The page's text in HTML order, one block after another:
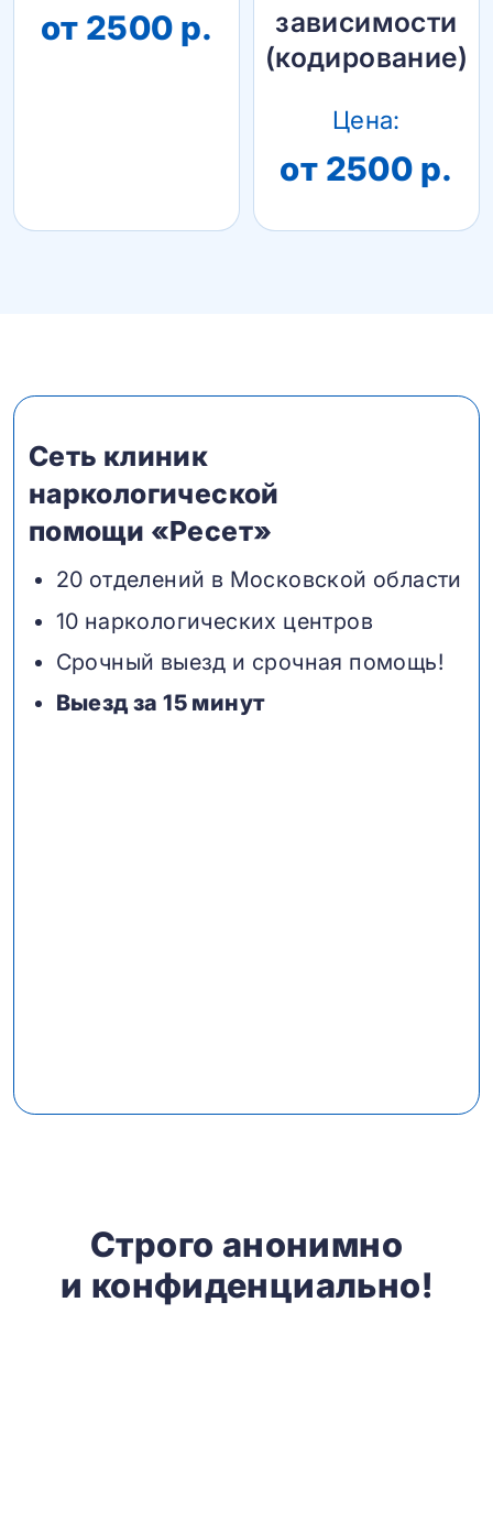
от 2500 р.
зависимости
(кодирование)
Цена:
от 2500 р.
Сеть клиник
наркологической
помощи «Ресет»
20 отделений в Московской области
10 наркологических центров
Срочный выезд и срочная помощь!
Выезд за 15 минут
Строго анонимно
и конфиденциально!